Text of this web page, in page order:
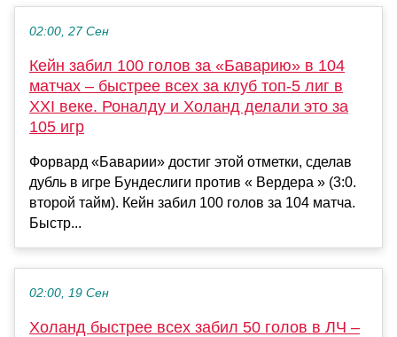
02:00, 27 Сен
Кейн забил 100 голов за «Баварию» в 104
матчах – быстрее всех за клуб топ-5 лиг в
XXI веке. Роналду и Холанд делали это за
105 игр
Форвард «Баварии» достиг этой отметки, сделав
дубль в игре Бундеслиги против « Вердера » (3:0.
второй тайм). Кейн забил 100 голов за 104 матча.
Быстр...
02:00, 19 Сен
Холанд быстрее всех забил 50 голов в ЛЧ –